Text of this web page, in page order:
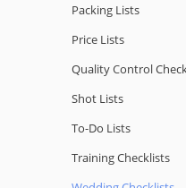
Packing Lists
Price Lists
Quality Сontrol
Shot Lists
To-Do Lists
Training Checklists